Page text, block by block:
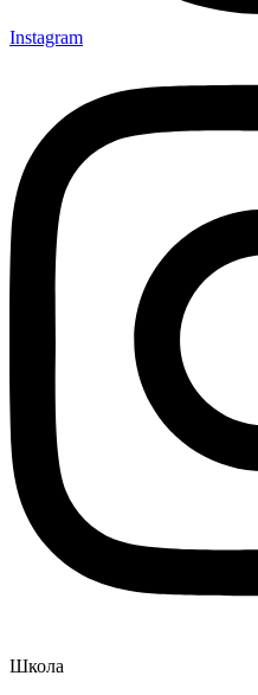
Instagram
Школа